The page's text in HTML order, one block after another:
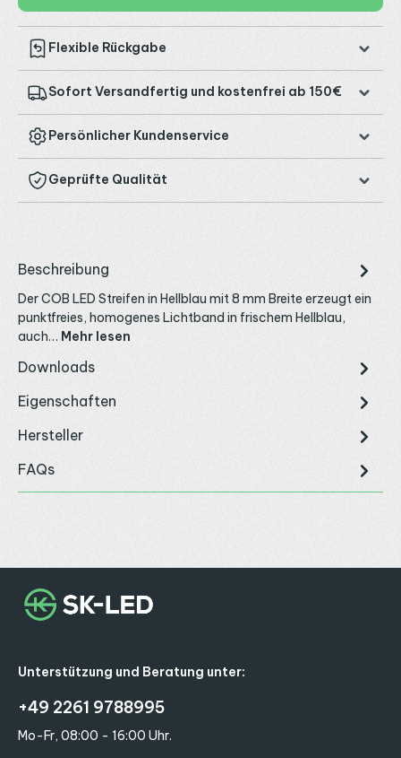
Flexible Rückgabe
Sofort Versandfertig und kostenfrei ab 150€
Persönlicher Kundenservice
Geprüfte Qualität
Beschreibung
Der COB LED Streifen in Hellblau mit 8 mm Breite erzeugt ein
punktfreies, homogenes Lichtband in frischem Hellblau,
auch… Mehr lesen
Downloads
Eigenschaften
Hersteller
FAQs
Unterstützung und Beratung unter:
+49 2261 9788995
Mo-Fr, 08:00 - 16:00 Uhr.